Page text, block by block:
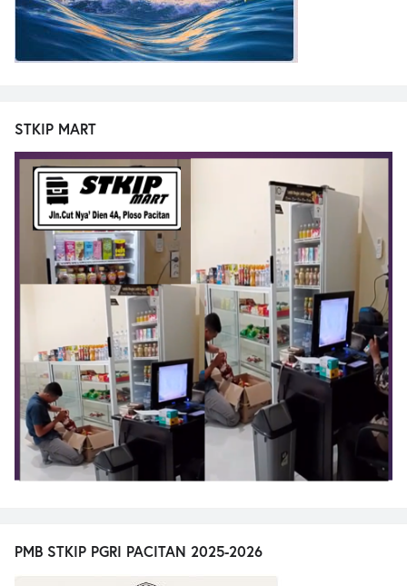
STKIP MART
PMB STKIP PGRI PACITAN 2025-2026